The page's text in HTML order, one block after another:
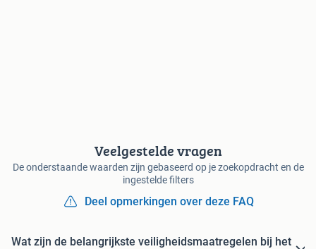
Veelgestelde vragen
De onderstaande waarden zijn gebaseerd op je zoekopdracht en de
ingestelde filters
Deel opmerkingen over deze FAQ
Wat zijn de belangrijkste veiligheidsmaatregelen bij het